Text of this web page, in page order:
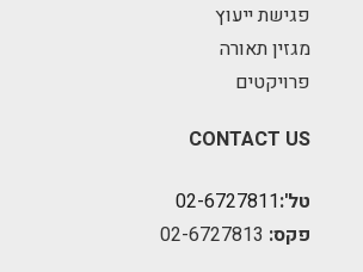
פגישת ייעוץ
מגזין תאורה
פרויקטים
CONTACT US
טל':02-6727811
פקס: